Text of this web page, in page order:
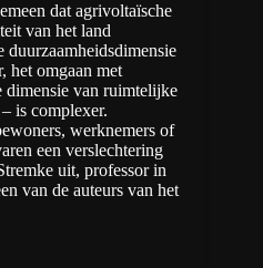
dat agrivoltaïsche
van het land
duurzaamheidsdimensie
het omgaan met
dimensie van ruimtelijke
is complexer.
werknemers of
een verslechtering
uit, professor in
van de auteurs van het